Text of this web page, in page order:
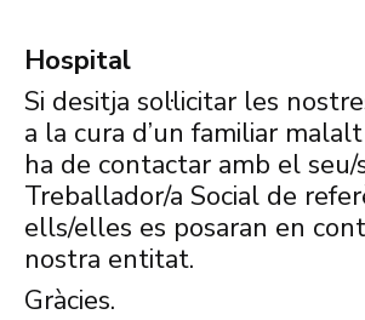
Hospital
Si desitja sol·licitar les
a la cura d’un familiar
ha de contactar amb el seu/
Treballador/a Social de
ells/elles es posaran en
nostra entitat.
Gràcies.